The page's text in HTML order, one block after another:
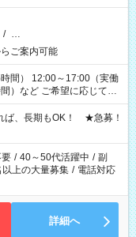
/ …
ご案内可能
間） 12:00～17:00（実働
に応じて、
当へ相談ください！
、長期もOK！ ★急募！
要 / 40～50代活躍中 / 副
以上の大量募集 / 電話対応
詳細へ